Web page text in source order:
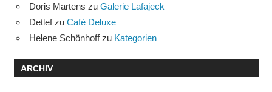
Doris Martens zu Galerie Lafajeck
Detlefzu Café Deluxe
Helene Schönhoffzu Kategorien
ARCHIV